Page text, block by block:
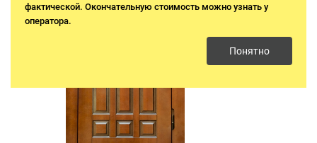
фактической. Окончательную стоимость можно узнать у
оператора.
Понятно